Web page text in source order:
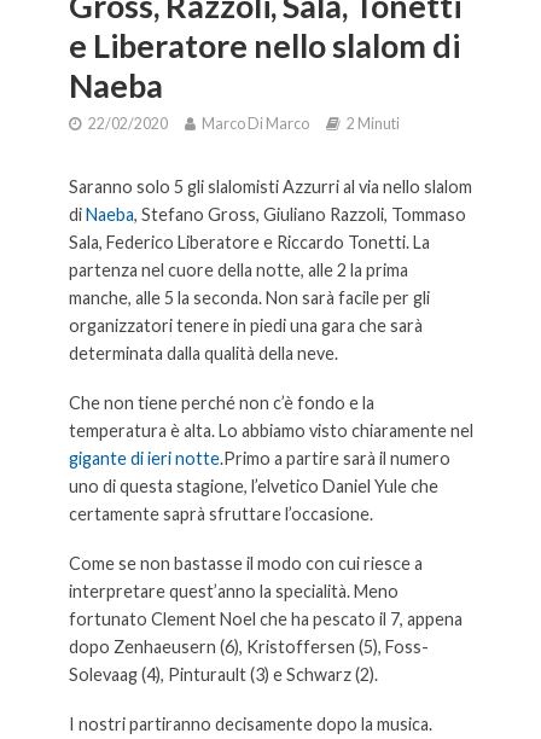
e Liberatore nello slalom di
Naeba
22/02/2020 Marco Di Marco 2 Minuti
Saranno solo 5 gli slalomisti Azzurri al via nello slalom
diNaeba, Stefano Gross, Giuliano Razzoli, Tommaso
Sala, Federico Liberatore e Riccardo Tonetti. La
partenza nel cuore della notte, alle 2 la prima
manche, alle 5 la seconda. Non sarà facile per gli
organizzatori tenere in piedi una gara che sarà
determinata dalla qualità della neve.
Che non tiene perché non c’è fondo e la
temperatura è alta. Lo abbiamo visto chiaramente nel
gigante di ieri notte.Primo a partire sarà il numero
uno di questa stagione, l’elvetico Daniel Yule che
certamente saprà sfruttare l’occasione.
Come se non bastasse il modo con cui riesce a
interpretare quest’anno la specialità. Meno
fortunato Clement Noel che ha pescato il 7, appena
dopo Zenhaeusern (6), Kristoffersen (5), Foss-
Solevaag (4), Pinturault (3) e Schwarz (2).
I nostri partiranno decisamente dopo la musica.